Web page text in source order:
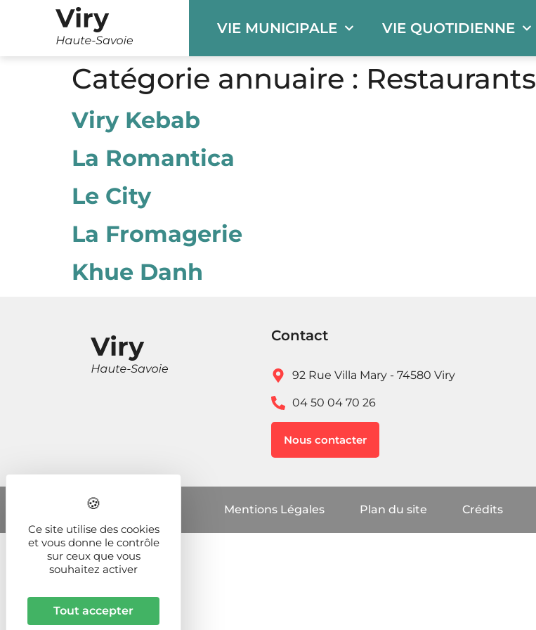
VIE MUNICIPALE VIE QUOTIDIENNE
Catégorie annuaire : Restaurants
Viry Kebab
La Romantica
Le City
La Fromagerie
Khue Danh
Contact
92 Rue Villa Mary - 74580 Viry
04 50 04 70 26
Nous contacter
Mentions Légales Plan du site Crédits
Panneau de gestion des cookies
Ce site utilise des cookies
et vous donne le contrôle
sur ceux que vous
souhaitez activer
Tout accepter